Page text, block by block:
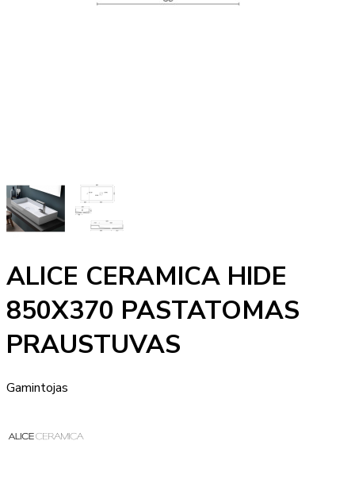
ALICE CERAMICA HIDE
850X370 PASTATOMAS
PRAUSTUVAS
Gamintojas